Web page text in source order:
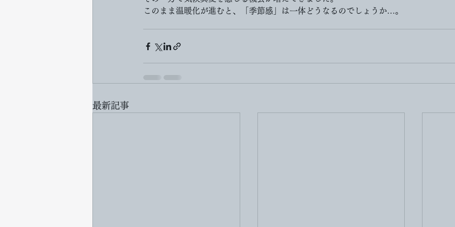
このまま温暖化が進むと、「季節感」は一体どうなるのでしょうか…。
最新記事